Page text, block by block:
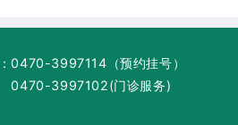
0470-3997114（预约挂号）
0470-3997102(门诊服务)